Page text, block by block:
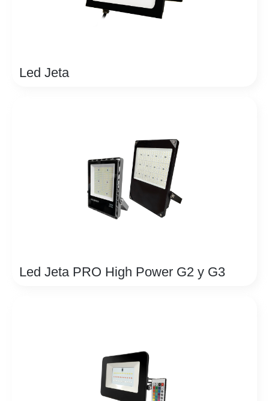
Led Jeta
Led Jeta PRO High Power G2 y G3